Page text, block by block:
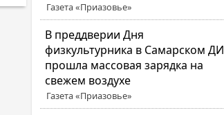
Газета «Приазовье»
В преддверии Дня
физкультурника в Самарском ДИ
прошла массовая зарядка на
свежем воздухе
Газета «Приазовье»